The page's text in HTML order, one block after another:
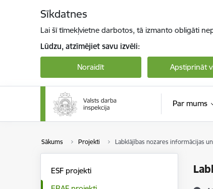
Sīkdatnes
Lai šī tīmekļvietne darbotos, tā izmanto obligāti
Lūdzu, atzīmējiet savu izvēli:
Noraidīt Apstiprināt
Par mums
Sākums Projekti Labklājības nozares informācijas
ESF projekti